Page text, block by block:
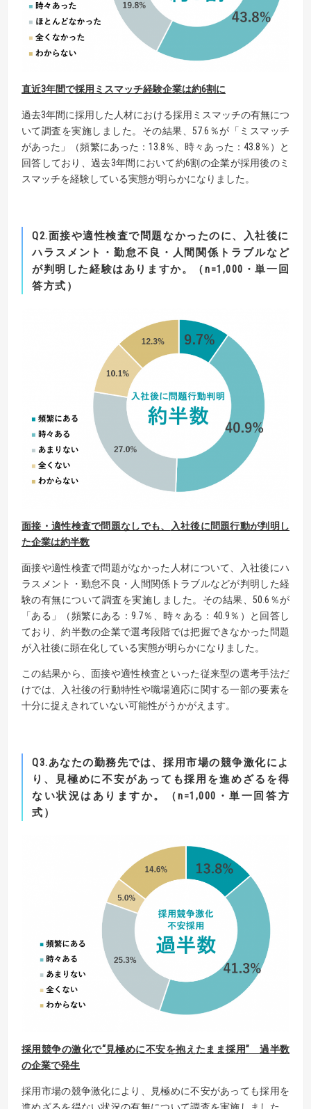
直近3年間で採用ミスマッチ経験企業は約6割に
過去3年間に採用した人材における採用ミスマッチの有無につ
いて調査を実施しました。その結果、57.6％が「ミスマッチ
があった」（頻繁にあった：13.8％、時々あった：43.8％）と
回答しており、過去3年間において約6割の企業が採用後のミ
スマッチを経験している実態が明らかになりました。
Q2.面接や適性検査で問題なかったのに、入社後に
ハラスメント・勤怠不良・人間関係トラブルなど
が判明した経験はありますか。
（n=1,000・単一回
答方式）
面接・適性検査で問題なしでも、
入社後に問題行動が判明し
た企業は約半数
面接や適性検査で問題がなかった人材について、入社後にハ
ラスメント・勤怠不良・人間関係トラブルなどが判明した経
験の有無について調査を実施しました。その結果、50.6％が
「ある」（頻繁にある：9.7％、時々ある：40.9％）と回答し
ており、約半数の企業で選考段階では把握できなかった問題
が入社後に顕在化している実態が明らかになりました。
この結果から、面接や適性検査といった従来型の選考手法だ
けでは、入社後の行動特性や職場適応に関する一部の要素を
十分に捉えきれていない可能性がうかがえます。
Q3.あなたの勤務先では、採用市場の競争激化によ
り、見極めに不安があっても採用を進めざるを得
ない状況はありますか。
（n=1,000・単一回答方
式）
採用競争の激化で“見極めに不安を抱えたまま採用”過半数
の企業で発生
採用市場の競争激化により、見極めに不安があっても採用を